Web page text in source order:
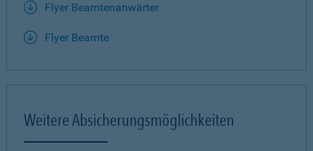
Flyer Beamtenanwärter
Flyer Beamte
Weitere Absicherungsmöglichkeiten